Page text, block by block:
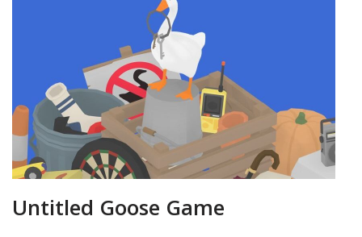
Untitled Goose Game